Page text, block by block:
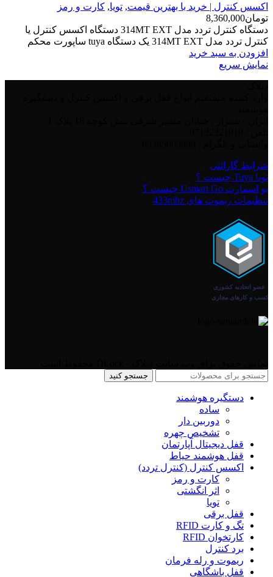
اکسس کنترل | خرید با بهترین قیمت, تویا, کارت و رمز
تومان8,360,000
دستگاه کنترل تردد مدل 314MT EXT دستگاه اکسس کنترل یا
کنترل تردد مدل 314MT EXT یک دستگاه tuya ساپورت محکم
افزودن به سبد خرید
نمایش سریع
شرایط گارانتی
تویا Tuya چیست ؟
یو اسمارت Usmart Go چیست ؟
تنظیمات ریموت های 433mhz
جستجو کنید
دستگیره هوشمند
ساده
دوربین دار
تشخیص چهره
قفل دیجیتال آپارتمان
قفل هوشمند حیاط
اکسس کنترل (کنترل تردد)
کارت و رمز
اثر انگشتی
تویا
قفل برقی
تگ و کارت RFID
کارتخوان RFID
برد کنترل
ریموت و رله فرمان
قفل باشگاهی